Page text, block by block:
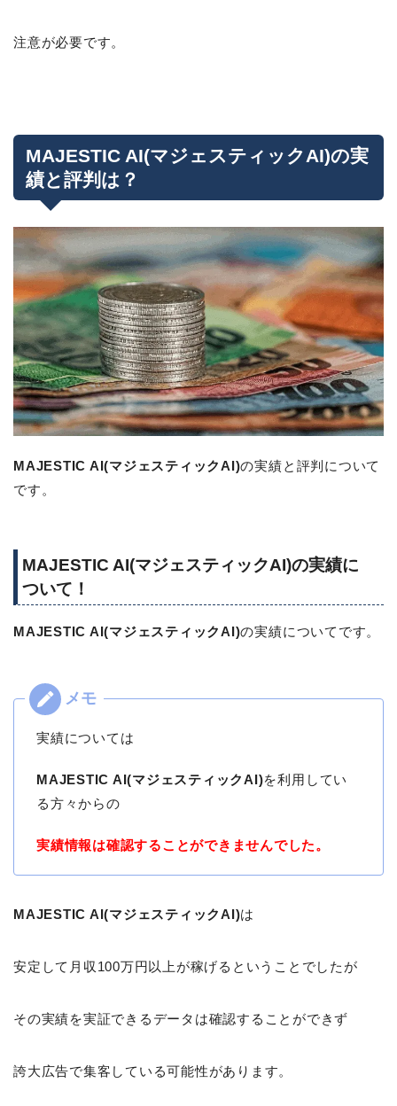
注意が必要です。
MAJESTIC AI(マジェスティックAI)の実
績と評判は？
MAJESTIC AI(マジェスティックAI)の実績と評判について
です。
MAJESTIC AI(マジェスティックAI)の実績に
ついて！
MAJESTIC AI(マジェスティックAI)の実績についてです。
実績については
MAJESTIC AI(マジェスティックAI)を利用してい
る方々からの
実績情報は確認することができませんでした。
MAJESTIC AI(マジェスティックAI)は
安定して月収100万円以上が稼げるということでしたが
その実績を実証できるデータは確認することができず
誇大広告で集客している可能性があります。